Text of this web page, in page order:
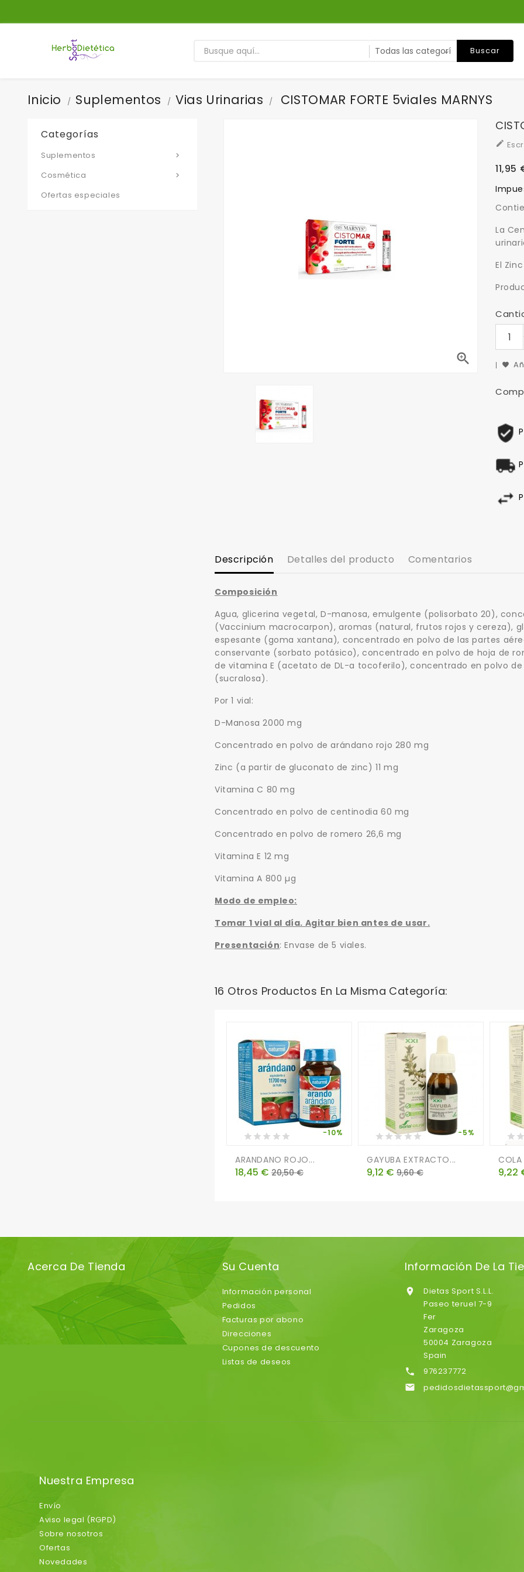
Buscar
Inicio Suplementos Vias Urinarias CISTOMAR FORTE 5viales MARNYS
Categorías

Suplementos

Cosmética
Ofertas especiales


11,95
La
El
Descripción Detalles del producto Comentarios
Composición
Agua, glicerina vegetal, D-manosa, emulgente (polisorbato 20),
(Vaccinium macrocarpon), aromas (natural, frutos rojos y cereza),
espesante (goma xantana), concentrado en polvo de las partes
conservante (sorbato potásico), concentrado en polvo de hoja de
de vitamina E (acetato de DL-a tocoferilo), concentrado en polvo
(sucralosa).
Por 1 vial:
D-Manosa 2000 mg
Concentrado en polvo de arándano rojo 280 mg
Zinc (a partir de gluconato de zinc) 11 mg
Vitamina C 80 mg
Concentrado en polvo de centinodia 60 mg
Concentrado en polvo de romero 26,6 mg
Vitamina E 12 mg
Vitamina A 800 µg
Modo de empleo:
Tomar 1 vial al día. Agitar bien antes de usar.
Presentación: Envase de 5 viales.
16 Otros Productos En La Misma Categoría:
ARANDANO ROJO...
Precio
18,45 €
-10%
Precio
20,50 €
GAYUBA EXTRACTO...
Precio
9,12 €
-5%
Precio
9,60 €
COLA
9,22
Acerca De Tienda Su Cuenta
Información personal
Pedidos
Facturas por abono
Direcciones
Cupones de descuento
Listas de deseos
Información De La

Dietas Sport S.L.L.
Paseo teruel 7-9
Fer
Zaragoza
50004 Zaragoza
Spain
 976237772

Nuestra Empresa
Envío
Aviso legal (RGPD)
Sobre nosotros
Ofertas
Novedades